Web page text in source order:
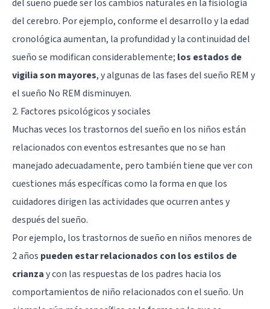
del sueño puede ser los cambios naturales en la fisiología
del cerebro. Por ejemplo, conforme el desarrollo y la edad
cronológica aumentan, la profundidad y la continuidad del
sueño se modifican considerablemente; los estados de
vigilia son mayores, y algunas de las fases del sueño REM y
el sueño No REM disminuyen.
2. Factores psicológicos y sociales
Muchas veces los trastornos del sueño en los niños están
relacionados con eventos estresantes que no se han
manejado adecuadamente, pero también tiene que ver con
cuestiones más específicas como la forma en que los
cuidadores dirigen las actividades que ocurren antes y
después del sueño.
Por ejemplo, los trastornos de sueño en niños menores de
2 años pueden estar relacionados con los estilos de
crianzay con las respuestas de los padres hacia los
comportamientos de niño relacionados con el sueño. Un